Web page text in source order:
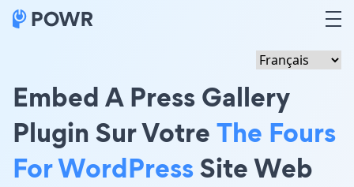
Embed A Press Gallery
Plugin Sur VotreThe Fours
For WordPressSite Web